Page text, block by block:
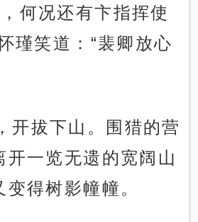
何况还有卞指挥使
瑾笑道：“裴卿放心
开拔下山。围猎的营
开一览无遗的宽阔山
得树影幢幢。